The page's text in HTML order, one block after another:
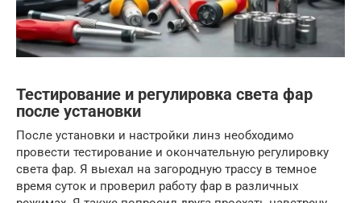
Тестирование и регулировка света фар
после установки
После установки и настройки линз необходимо
провести тестирование и окончательную регулировку
света фар. Я выехал на загородную трассу в темное
время суток и проверил работу фар в различных